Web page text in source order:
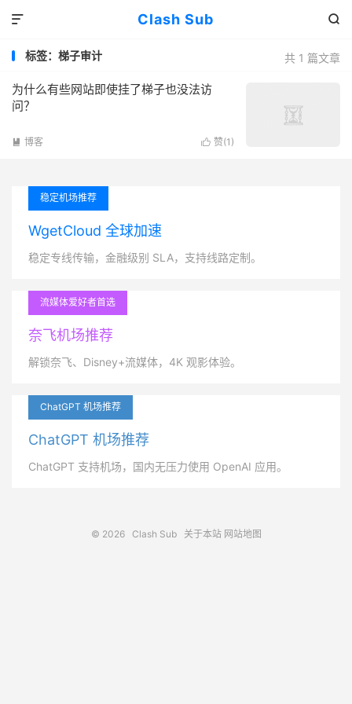
Clash Sub 

共 1 篇文章
标签：梯子审计
为什么有些网站即使挂了梯子也没法访
问？
 赞(1 )
 博客
稳定机场推荐
WgetCloud 全球加速
稳定专线传输，金融级别 SLA，支持线路定制。
流媒体爱好者首选
奈飞机场推荐
解锁奈飞、Disney+流媒体，4K 观影体验。
ChatGPT 机场推荐
ChatGPT 机场推荐
ChatGPT 支持机场，国内无压力使用 OpenAI 应用。
© 2026 Clash Sub 关于本站 网站地图